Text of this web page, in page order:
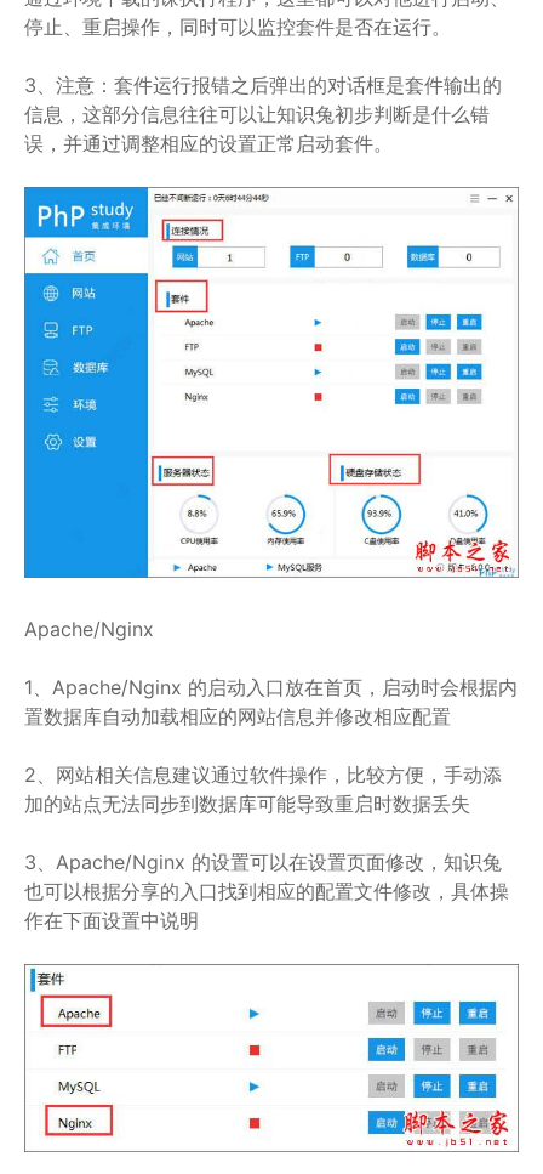
停止、重启操作，同时可以监控套件是否在运行。
3、注意：套件运行报错之后弹出的对话框是套件输出的
信息，这部分信息往往可以让知识兔初步判断是什么错
误，并通过调整相应的设置正常启动套件。
Apache/Nginx
1、Apache/Nginx 的启动入口放在首页，启动时会根据内
置数据库自动加载相应的网站信息并修改相应配置
2、网站相关信息建议通过软件操作，比较方便，手动添
加的站点无法同步到数据库可能导致重启时数据丢失
3、Apache/Nginx 的设置可以在设置页面修改，知识兔
也可以根据分享的入口找到相应的配置文件修改，具体操
作在下面设置中说明